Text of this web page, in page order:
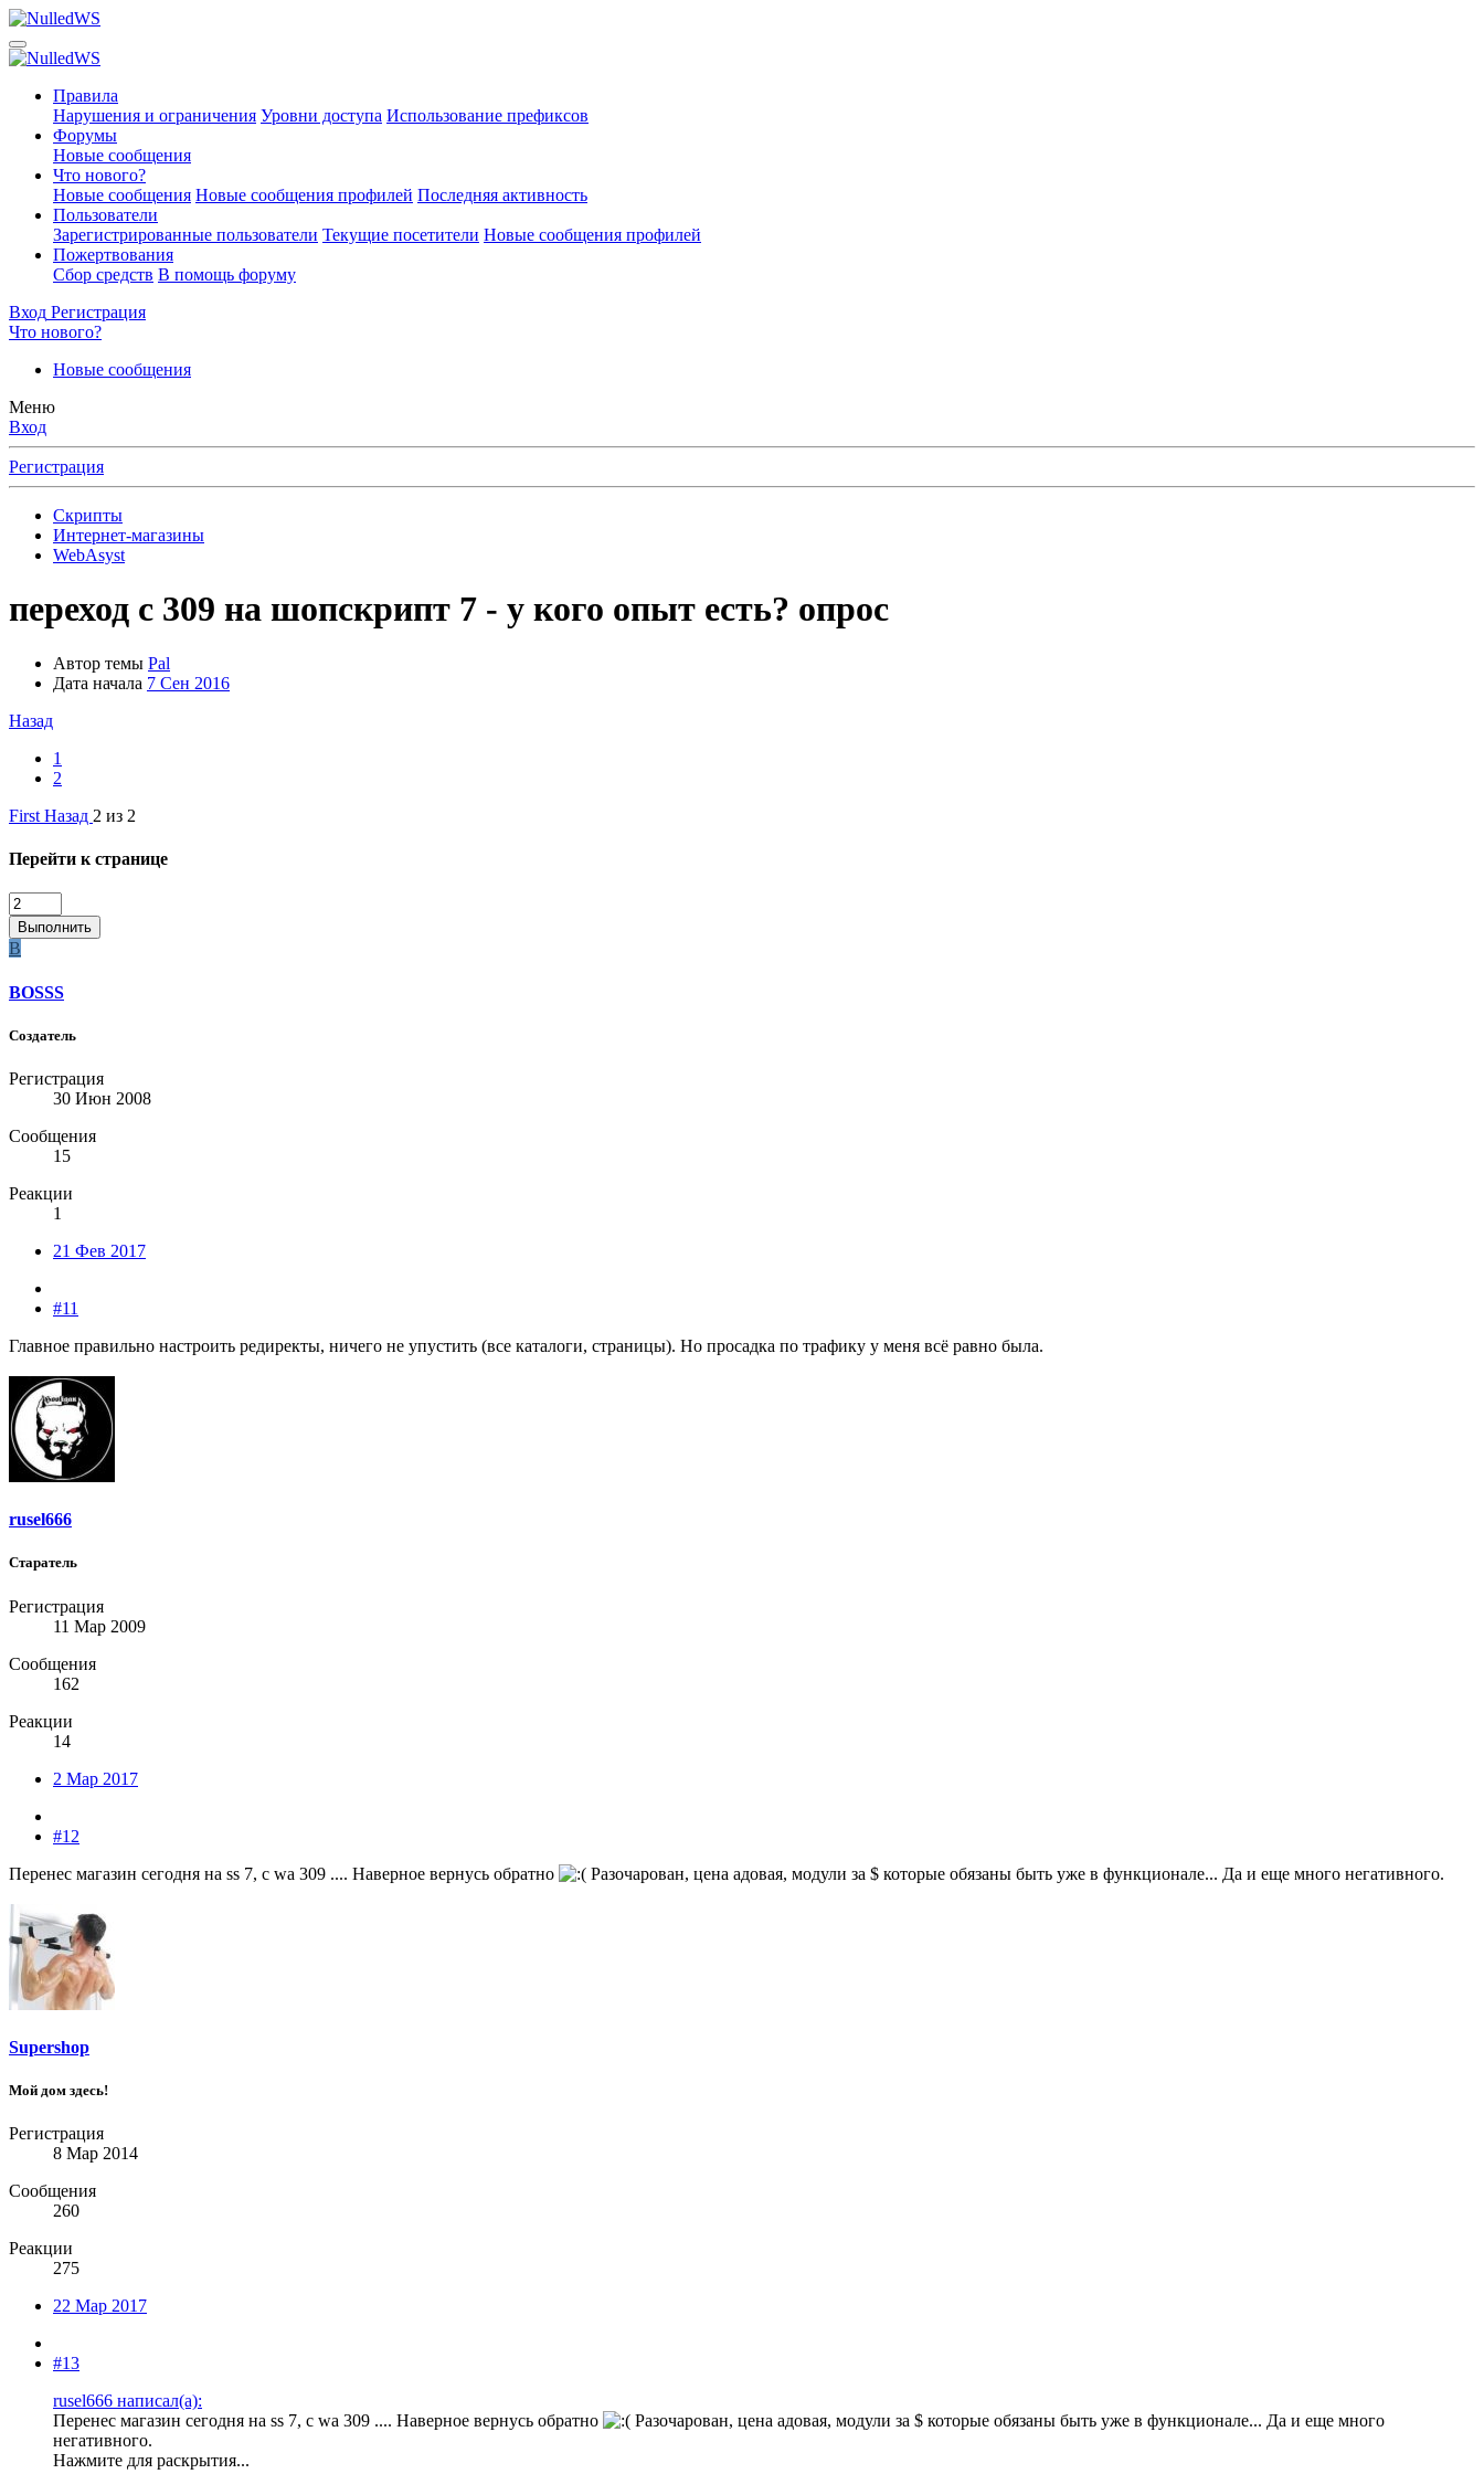
Правила
Нарушения и ограничения Уровни доступа Использование префиксов
Форумы
Новые сообщения
Что нового?
Новые сообщения Новые сообщения профилей Последняя активность
Пользователи
Зарегистрированные пользователи Текущие посетители Новые сообщения профилей
Пожертвования
Сбор средств В помощь форуму
Вход Регистрация
Что нового?
Новые сообщения
Меню
Вход
Регистрация
Скрипты
Интернет-магазины
WebAsyst
переход с 309 на шопскрипт 7 - у кого опыт есть? опрос
Автор темы Pal
Дата начала 7 Сен 2016
Назад
1
2
First Назад 2 из 2
Перейти к странице
Выполнить
B
BOSSS
Создатель
Регистрация
30 Июн 2008
Сообщения
15
Реакции
1
21 Фев 2017
#11
Главное правильно настроить редиректы, ничего не упустить (все каталоги, страницы). Но просадка по трафику у меня всё равно была.
rusel666
Старатель
Регистрация
11 Мар 2009
Сообщения
162
Реакции
14
2 Мар 2017
#12
Перенес магазин сегодня на ss 7, с wa 309 .... Наверное вернусь обратно
Разочарован, цена адовая, модули за $ которые обязаны быть уже в функционале... Да и еще много негативного.
Supershop
Мой дом здесь!
Регистрация
8 Мар 2014
Сообщения
260
Реакции
275
22 Мар 2017
#13
rusel666 написал(а):
Перенес магазин сегодня на ss 7, с wa 309 .... Наверное вернусь обратно
Разочарован, цена адовая, модули за $ которые обязаны быть уже в функционале... Да и еще много
негативного.
Нажмите для раскрытия...